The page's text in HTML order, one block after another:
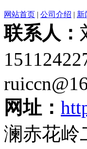
网站首页 | 公司介绍 | 新
联系人：
网址：
澜赤花岭